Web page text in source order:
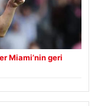
Miami’nin geri